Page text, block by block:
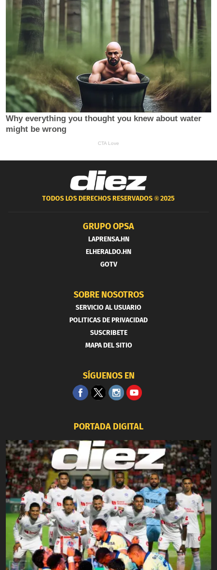
TODOS LOS DERECHOS RESERVADOS ®2025
GRUPO OPSA
LAPRENSA.HN
ELHERALDO.HN
GOTV
SOBRE NOSOTROS
SERVICIO AL USUARIO
POLITICAS DE PRIVACIDAD
SUSCRIBETE
MAPA DEL SITIO
SÍGUENOS EN
PORTADA DIGITAL